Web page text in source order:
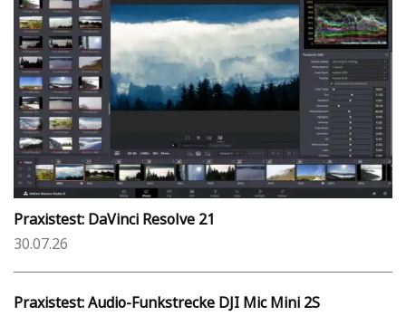
Praxistest: DaVinci Resolve 21
30.07.26
Praxistest: Audio-Funkstrecke DJI Mic Mini 2S